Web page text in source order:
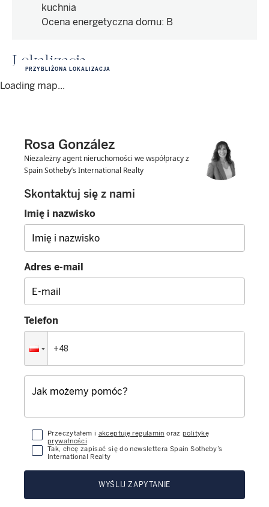
kuchnia
Ocena energetyczna domu: B
Lokalizacja
Loading map...
PRZYBLIŻONA LOKALIZACJA
Rosa González
Niezależny agent nieruchomości we współpracy z
Spain Sotheby’s International Realty
Skontaktuj się z nami
Imię i nazwisko
Adres e-mail
Telefon
Przeczytałem i akceptuję regulamin oraz politykę
prywatności
Tak, chcę zapisać się do newslettera Spain Sotheby’s
International Realty
WYŚLIJ ZAPYTANIE